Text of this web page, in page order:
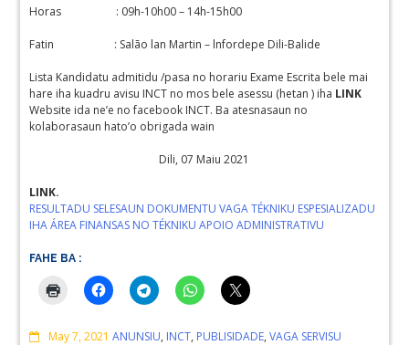
Horas : 09h-10h00 – 14h-15h00
Fatin : Salão lan Martin – lnfordepe Dili-Balide
Lista Kandidatu admitidu /pasa no horariu Exame Escrita bele mai
hare iha kuadru avisu INCT no mos bele asessu (hetan ) iha LINK
Website ida ne’e no facebook INCT. Ba atesnasaun no
kolaborasaun hato’o obrigada wain
Dili, 07 Maiu 2021
LINK.
RESULTADU SELESAUN DOKUMENTU VAGA TÉKNIKU ESPESIALIZADU
IHA ÁREA FINANSAS NO TÉKNIKU APOIO ADMINISTRATIVU
FAHE BA :
May 7, 2021 Comments
ANUNSIU, INCT, PUBLISIDADE,VAGA SERVISU